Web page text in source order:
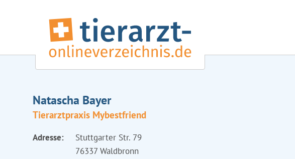
Natascha Bayer
Tierarztpraxis Mybestfriend
Adresse:
Stuttgarter Str. 79
76337 Waldbronn